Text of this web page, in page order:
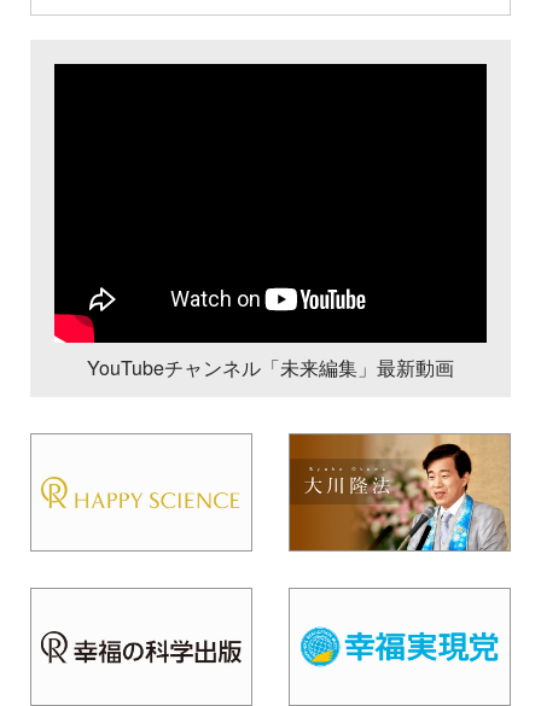
YouTubeチャンネル「未来編集」最新動画